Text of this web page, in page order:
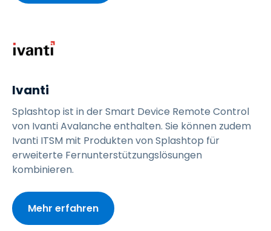
Ivanti
Splashtop ist in der Smart Device Remote Control
von Ivanti Avalanche enthalten. Sie können zudem
Ivanti ITSM mit Produkten von Splashtop für
erweiterte Fernunterstützungslösungen
kombinieren.
Mehr erfahren